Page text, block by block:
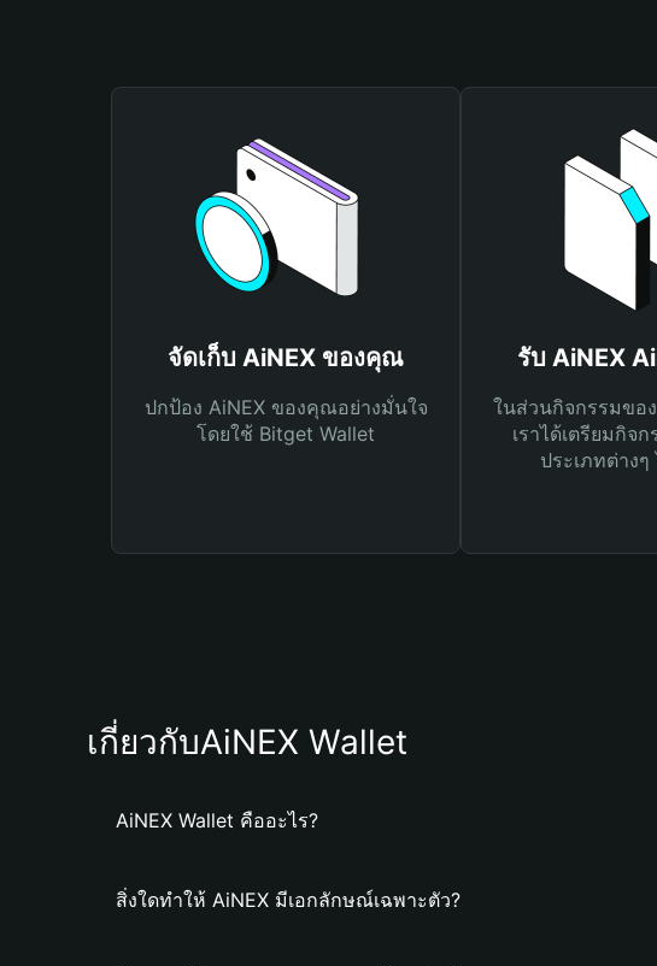
จัดเก็บ AiNEX ของคุณ
ปกป้อง AiNEX ของคุณอย่างมั่นใจ
โดยใช้ Bitget Wallet
รับ AiNEX
ในส่วนกิจกรรมขอ
เราได้เตรียมกิจ
ประเภทต่าง
เกี่ยวกับAiNEX Wallet
AiNEX Wallet คืออะไร?
สิ่งใดทำให้ AiNEX มีเอกลักษณ์เฉพาะตัว?